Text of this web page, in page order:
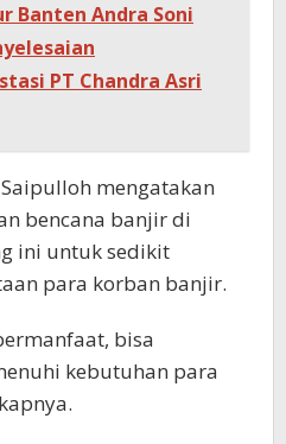
Banten Andra Soni
PT Chandra Asri
mengatakan
bencana banjir di
ini untuk sedikit
para korban banjir.
bisa
kebutuhan para